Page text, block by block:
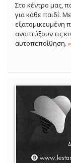
Στο κέντρο μας,
για κάθε παιδί.
εξατομικευμένη
αναπτύξουν τις
αυτοπεποίθηση.